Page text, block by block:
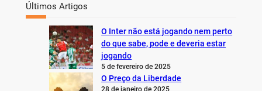
Últimos Artigos
O Inter não está jogando nem perto
do que sabe, pode e deveria estar
jogando
5 de fevereiro de 2025
O Preço da Liberdade